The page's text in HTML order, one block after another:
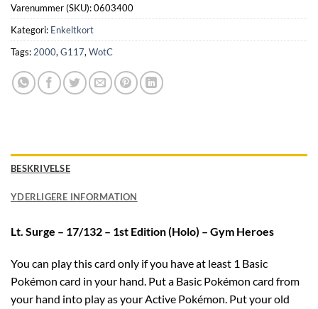
Varenummer (SKU):0603400
Kategori: Enkeltkort
Tags: 2000, G117, WotC
BESKRIVELSE
YDERLIGERE INFORMATION
Lt. Surge – 17/132 – 1st Edition (Holo) – Gym Heroes
You can play this card only if you have at least 1 Basic
Pokémon card in your hand. Put a Basic Pokémon card from
your hand into play as your Active Pokémon. Put your old